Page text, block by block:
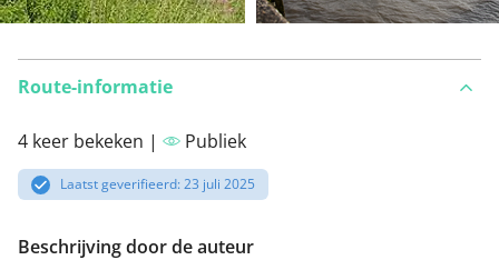
Route-informatie
4 keer bekeken | Publiek
Laatst geverifieerd: 23 juli 2025
Beschrijving door de auteur